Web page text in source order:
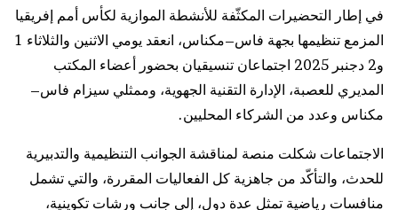
في إطار التحضيرات المكثّفة للأنشطة الموازية لكأس أمم إفريقيا
المزمع تنظيمها بجهة فاس–مكناس، انعقد يومي الاثنين والثلاثاء 1
و2 دجنبر 2025 اجتماعان تنسيقيان بحضور أعضاء المكتب
المديري للعصبة، الإدارة التقنية الجهوية، وممثلي سيزام فاس–
مكناس وعدد من الشركاء المحليين.
الاجتماعات شكلت منصة لمناقشة الجوانب التنظيمية والتدبيرية
للحدث، والتأكّد من جاهزية كل الفعاليات المقررة، والتي تشمل
منافسات رياضية تمثل عدة دول، إلى جانب ورشات تكوينية،